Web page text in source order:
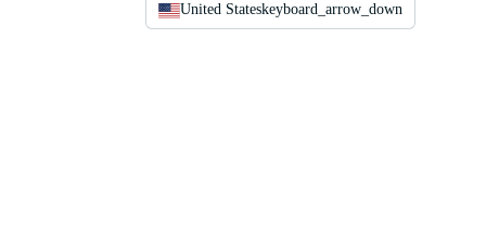
United Stateskeyboard_arrow_down